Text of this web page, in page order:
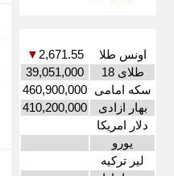
اونس طلا 2,671.55
▼
طلای 18
39,051,000
سکه امامی 460,900,000
بهار ازادی
410,200,000
دلار امریکا
یورو
لیر ترکیه